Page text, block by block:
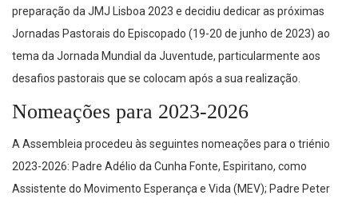
preparação da JMJ Lisboa 2023 e decidiu dedicar as próximas
Jornadas Pastorais do Episcopado (19-20 de junho de 2023) ao
tema da Jornada Mundial da Juventude, particularmente aos
desafios pastorais que se colocam após a sua realização.
Nomeações para 2023-2026
A Assembleia procedeu às seguintes nomeações para o triénio
2023-2026: Padre Adélio da Cunha Fonte, Espiritano, como
Assistente do Movimento Esperança e Vida (MEV); Padre Peter